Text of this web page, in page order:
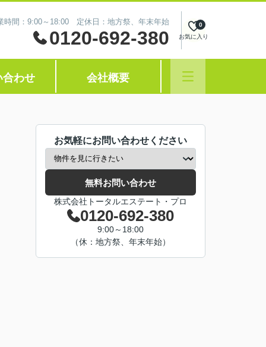
時間：9:00～18:00 定休日：地方祭、年末年始
0120-692-380 お気に入り
0
合わせ 会社概要
お気軽にお問い合わせください
無料お問い合わせ
株式会社トータルエステート・プロ
0120-692-380
9:00～18:00
（休：地方祭、年末年始）